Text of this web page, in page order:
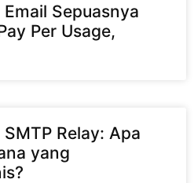
Sepuasnya
Per Usage,
Relay: Apa
yang